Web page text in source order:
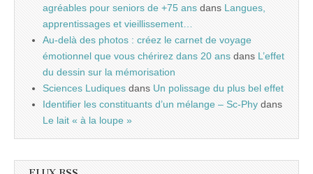
agréables pour seniors de +75 ans dans Langues,
apprentissages et vieillissement…
Au-delà des photos : créez le carnet de voyage
émotionnel que vous chérirez dans 20 ans dans L’effet
du dessin sur la mémorisation
Sciences Ludiques dans Un polissage du plus bel effet
Identifier les constituants d’un mélange – Sc-Phy dans
Le lait « à la loupe »